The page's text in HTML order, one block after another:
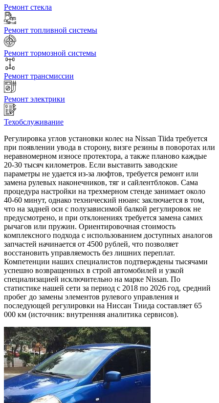
Ремонт стекла
Ремонт топливной системы
Ремонт тормозной системы
Ремонт трансмиссии
Ремонт электрики
Техобслуживание
Регулировка углов установки колес на Nissan Tiida требуется
при появлении увода в сторону, визге резины в поворотах или
неравномерном износе протектора, а также планово каждые
20-30 тысяч километров. Если выставить заводские
параметры не удается из-за люфтов, требуется ремонт или
замена рулевых наконечников, тяг и сайлентблоков. Сама
процедура настройки на трехмерном стенде занимает около
40-60 минут, однако технический нюанс заключается в том,
что на задней оси с полузависимой балкой регулировок не
предусмотрено, и при отклонениях требуется замена самих
рычагов или пружин. Ориентировочная стоимость
комплексного подхода с использованием доступных аналогов
запчастей начинается от 4500 рублей, что позволяет
восстановить управляемость без лишних переплат.
Компетенции наших специалистов подтверждены тысячами
успешно возвращенных в строй автомобилей и узкой
специализацией исключительно на марке Nissan. По
статистике нашей сети за период с 2018 по 2026 год, средний
пробег до замены элементов рулевого управления и
последующей регулировки на Ниссан Тиида составляет 65
000 км (источник: внутренняя аналитика сервисов).